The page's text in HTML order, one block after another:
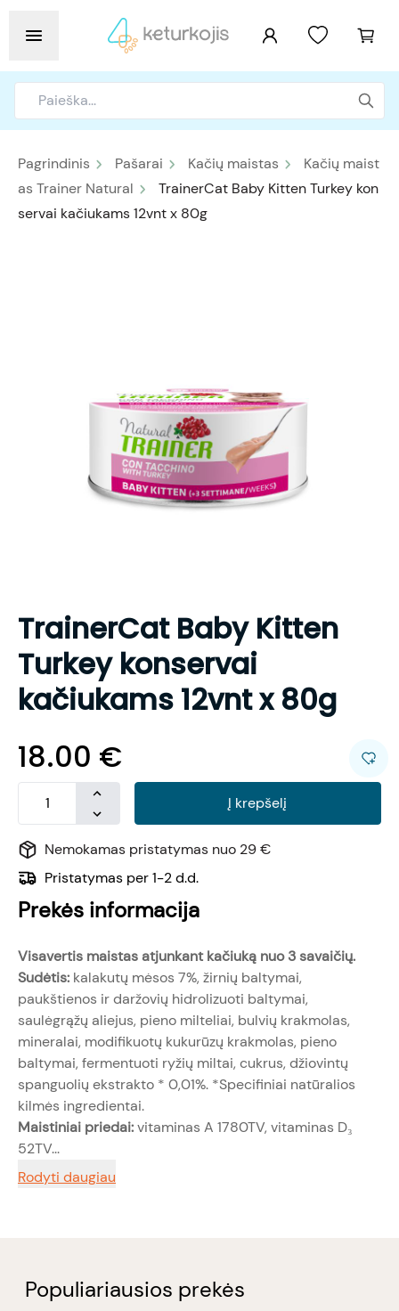
Pagrindinis Pašarai Kačių maistas
Kačių maist
as Trainer Natural
TrainerCat Baby Kitten Turkey kon
servai kačiukams 12vnt x 80g
TrainerCat Baby Kitten
Turkey konservai
kačiukams 12vnt x 80g
18.00 €
Į krepšelį
Nemokamas pristatymas nuo 29 €
Pristatymas per 1-2 d.d.
Prekės informacija
Visavertis maistas atjunkant kačiuką nuo 3 savaičių.
Sudėtis: kalakutų mėsos 7%, žirnių baltymai,
paukštienos ir daržovių hidrolizuoti baltymai,
saulėgrąžų aliejus, pieno milteliai, bulvių krakmolas,
mineralai, modifikuotų kukurūzų krakmolas, pieno
baltymai, fermentuoti ryžių miltai, cukrus, džiovintų
spanguolių ekstrakto * 0,01%. *Specifiniai natūralios
kilmės ingredientai.
Maistiniai priedai:vitaminas A 1780TV, vitaminas D₃
52TV...
Rodyti daugiau
Populiariausios prekės